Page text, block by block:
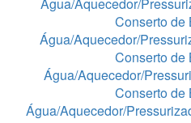
Água/Aquecedor/
Conserto de
Água/Aquecedor/
Conserto de
Água/Aquecedor/
Conserto de
Água/Aquecedor/